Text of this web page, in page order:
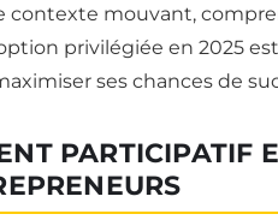
contexte mouvant,
privilégiée en 2025
ses chances de
PARTICIPATIF